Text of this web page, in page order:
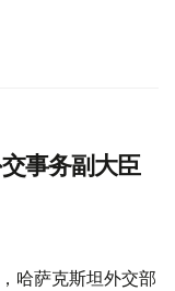
事务副大臣
哈萨克斯坦外交部